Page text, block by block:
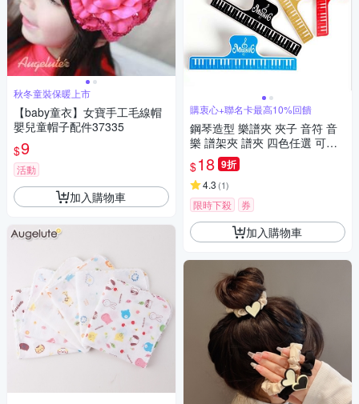
秋冬童裝保暖上市
【baby童衣】女寶手工毛線帽
嬰兒童帽子配件37335
$9
活動
加入購物車
購衷心+聯名卡最高10%回饋
鋼琴造型 樂譜夾 夾子 音符 音
樂 譜架夾 譜夾 四色任選 可愛
小夾子
$18 9折
4.3 (1)
限時下殺 券
加入購物車